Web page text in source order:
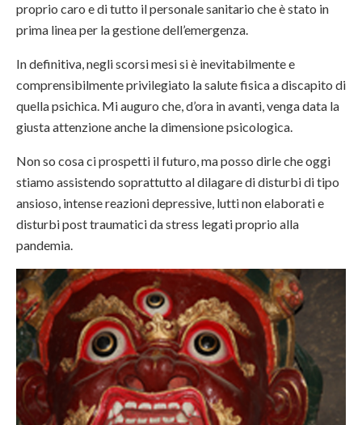
proprio caro e di tutto il personale sanitario che è stato in
prima linea per la gestione dell’emergenza.
In definitiva, negli scorsi mesi si è inevitabilmente e
comprensibilmente privilegiato la salute fisica a discapito di
quella psichica. Mi auguro che, d’ora in avanti, venga data la
giusta attenzione anche la dimensione psicologica.
Non so cosa ci prospetti il futuro, ma posso dirle che oggi
stiamo assistendo soprattutto al dilagare di disturbi di tipo
ansioso, intense reazioni depressive, lutti non elaborati e
disturbi post traumatici da stress legati proprio alla
pandemia.